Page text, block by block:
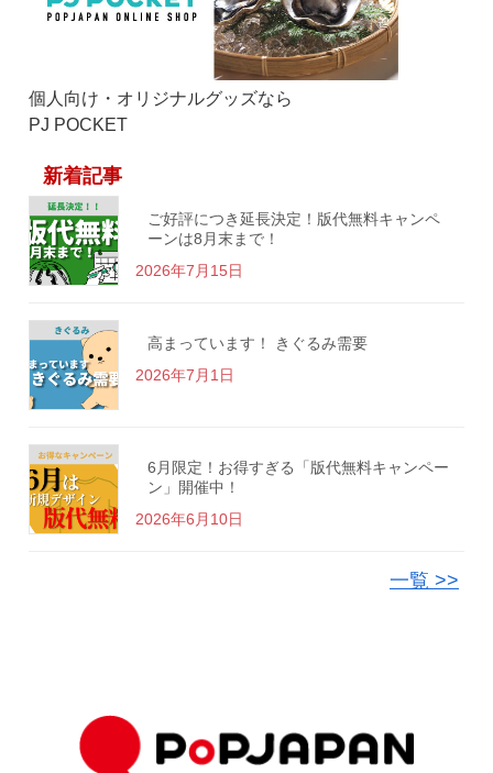
個人向け・オリジナルグッズなら
PJ POCKET
新着記事
ご好評につき延長決定！版代無料キャンペ
ーンは8月末まで！
2026年7月15日
高まっています！ きぐるみ需要
2026年7月1日
6月限定！お得すぎる「版代無料キャンペー
ン」開催中！
2026年6月10日
一覧 >>